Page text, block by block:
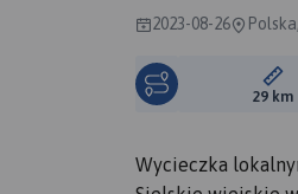
2023-08-26
29 km
Wycieczka